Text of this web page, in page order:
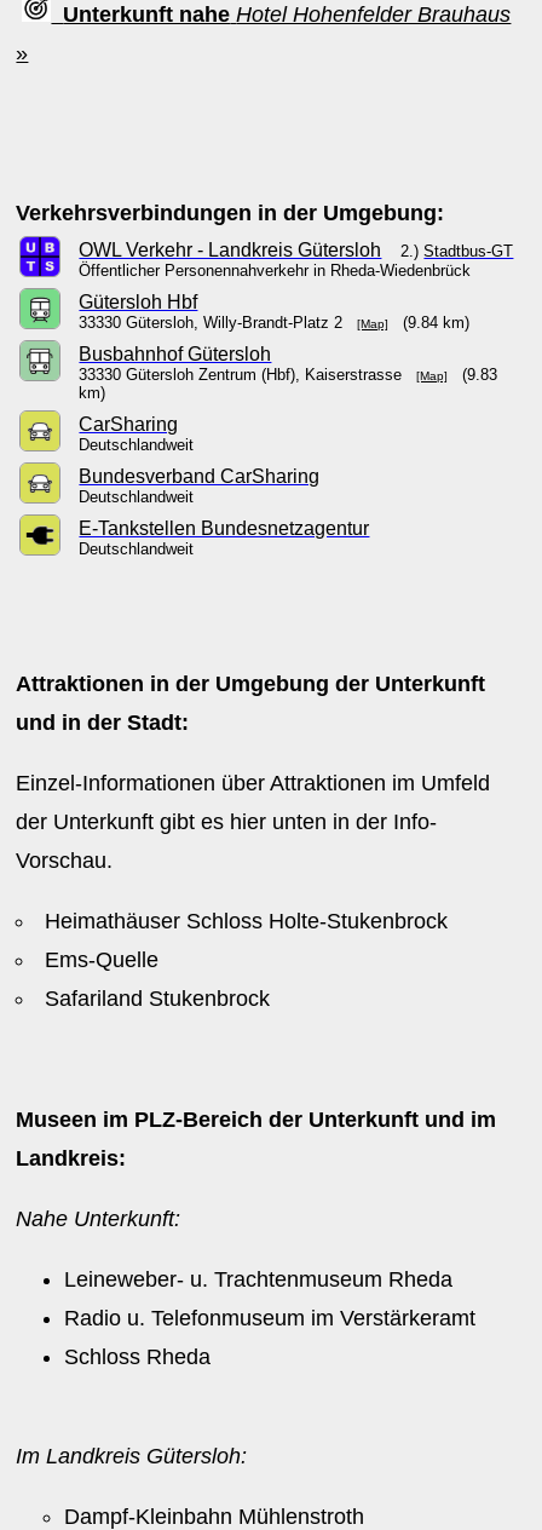
Unterkunft nahe Hotel Hohenfelder Brauhaus
»
Verkehrsverbindungen in der Umgebung:
OWL Verkehr - Landkreis Gütersloh 2.)Stadtbus-GT
Öffentlicher Personennahverkehr in Rheda-Wiedenbrück
Gütersloh Hbf
33330 Gütersloh, Willy-Brandt-Platz 2[Map] (9.84 km)
Busbahnhof Gütersloh
33330 Gütersloh Zentrum (Hbf), Kaiserstrasse[Map]
(9.83
km)
CarSharing
Deutschlandweit
Bundesverband CarSharing
Deutschlandweit
E-Tankstellen Bundesnetzagentur
Deutschlandweit
Attraktionen in der Umgebung der Unterkunft
und in der Stadt:
Einzel-Informationen über Attraktionen im Umfeld
der Unterkunft gibt es hier unten in der Info-
Vorschau.
Heimathäuser Schloss Holte-Stukenbrock
Ems-Quelle
Safariland Stukenbrock
Museen im PLZ-Bereich der Unterkunft und im
Landkreis:
Nahe Unterkunft:
Leineweber- u. Trachtenmuseum Rheda
Radio u. Telefonmuseum im Verstärkeramt
Schloss Rheda
Im Landkreis Gütersloh:
Dampf-Kleinbahn Mühlenstroth